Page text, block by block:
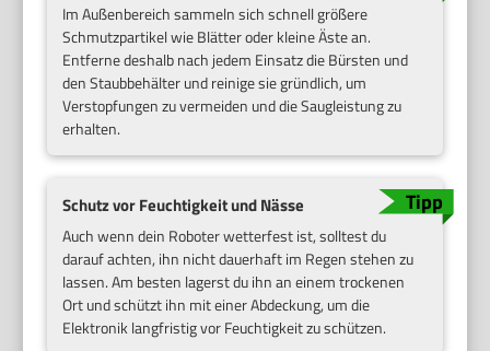
Im Außenbereich sammeln sich schnell größere
Schmutzpartikel wie Blätter oder kleine Äste an.
Entferne deshalb nach jedem Einsatz die Bürsten und
den Staubbehälter und reinige sie gründlich, um
Verstopfungen zu vermeiden und die Saugleistung zu
erhalten.
Schutz vor Feuchtigkeit und Nässe
Auch wenn dein Roboter wetterfest ist, solltest du
darauf achten, ihn nicht dauerhaft im Regen stehen zu
lassen. Am besten lagerst du ihn an einem trockenen
Ort und schützt ihn mit einer Abdeckung, um die
Elektronik langfristig vor Feuchtigkeit zu schützen.